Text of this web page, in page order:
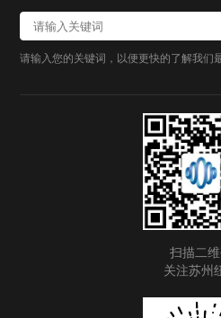
请输入您的关键词，以便更快的了解我们
扫描二
关注苏州